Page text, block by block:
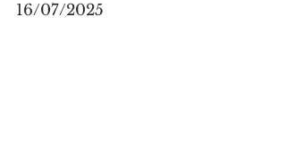
16/07/2025